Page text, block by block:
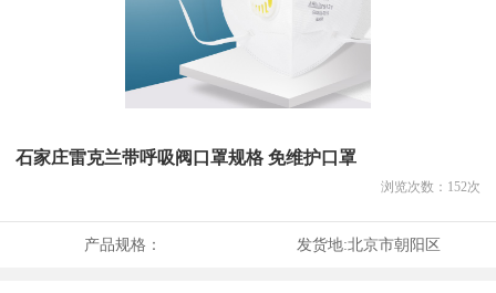
石家庄雷克兰带呼吸阀口罩规格 免维护口罩
浏览次数： 152次
产品规格： 发货地:北京市朝阳区